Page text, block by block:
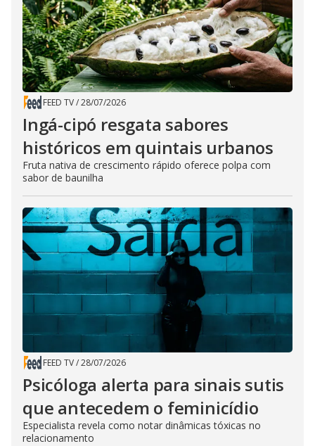
FEED TV/28/07/2026
Ingá-cipó resgata sabores
históricos em quintais urbanos
Fruta nativa de crescimento rápido oferece polpa com
sabor de baunilha
FEED TV/28/07/2026
Psicóloga alerta para sinais sutis
que antecedem o feminicídio
Especialista revela como notar dinâmicas tóxicas no
relacionamento